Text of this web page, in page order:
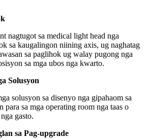
nagtugot sa medical light head nga
sa kaugalingon niining axis, ug naghatag
sa paglihok ug walay pugong nga
sa mga ubos nga kwarto.
Solusyon
solusyon sa disenyo nga gipahaom sa
para sa mga operating room nga taas o
gasto.
sa Pag-upgrade